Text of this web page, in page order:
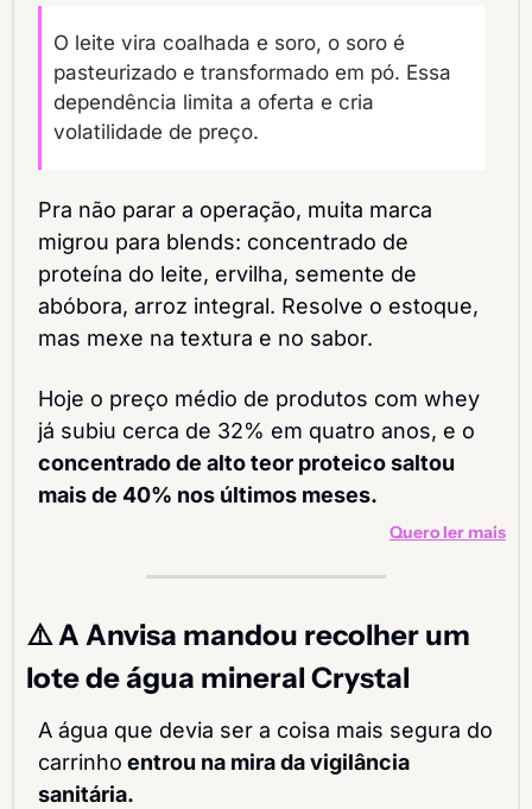
O leite vira coalhada e soro, o soro é
pasteurizado e transformado em pó. Essa
dependência limita a oferta e cria
volatilidade de preço.
Pra não parar a operação, muita marca
migrou para blends: concentrado de
proteína do leite, ervilha, semente de
abóbora, arroz integral. Resolve o estoque,
mas mexe na textura e no sabor.
Hoje o preço médio de produtos com whey
já subiu cerca de 32% em quatro anos, e o
concentrado de alto teor proteico saltou
mais de 40% nos últimos meses.
Quero ler mais
⚠️ A Anvisa mandou recolher um
lote de água mineral Crystal
A água que devia ser a coisa mais segura do
carrinho entrou na mira da vigilância
sanitária.